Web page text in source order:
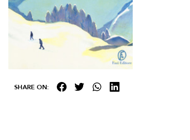
SHARE ON: